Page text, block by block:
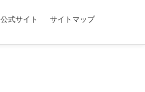
公式サイト サイトマップ